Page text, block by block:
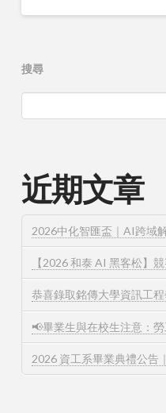
搜尋
近期文章
2026中化智匯盃｜AI跨域
【2026 和泰 AI 黑客松】
恭喜錄取銘傳大學資訊工程
📢畢業生與在校生注意：
2026 資工系畢業典禮公告